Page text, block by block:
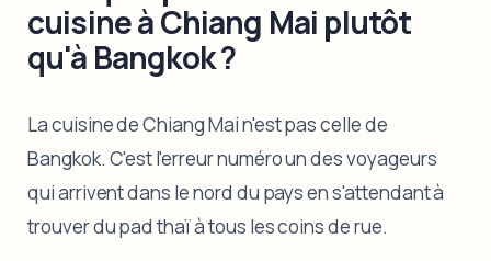
cuisine à Chiang Mai plutôt
qu'à Bangkok ?
La cuisine de Chiang Mai n'est pas celle de
Bangkok. C'est l'erreur numéro un des voyageurs
qui arrivent dans le nord du pays en s'attendant à
trouver du pad thaï à tous les coins de rue.